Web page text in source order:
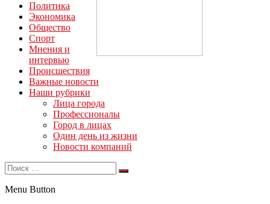
Политика
Экономика
Общество
Спорт
Мнения и
интервью
Происшествия
Важные новости
Наши рубрики
Лица города
Профессионалы
Город в лицах
Один день из жизни
Новости компаний
Menu Button